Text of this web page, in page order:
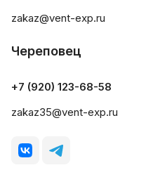
zakaz@vent-exp.ru
Череповец
+7 (920) 123-68-58
zakaz35@vent-exp.ru